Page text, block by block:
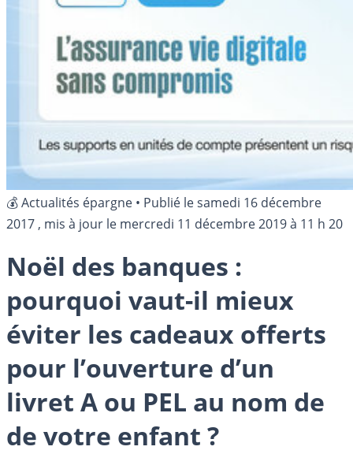
💰 Actualités épargne • Publié lesamedi 16 décembre
2017 , mis à jour le mercredi 11 décembre 2019 à 11 h 20
Noël des banques :
pourquoi vaut-il mieux
éviter les cadeaux offerts
pour l’ouverture d’un
livret A ou PEL au nom de
de votre enfant ?